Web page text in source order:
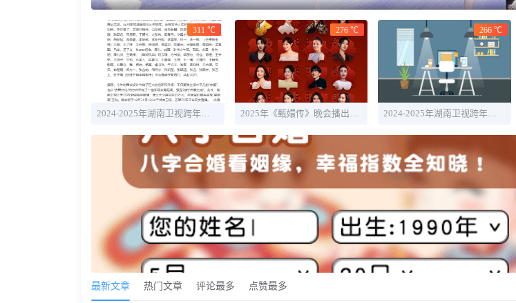
311 ℃
2024-2025年湖南卫视跨年晚会直播时间+全阵容明星官宣
276 ℃
2025年《甄嬛传》晚会播出时间几点 嘉宾名单一览
266 ℃
2024-2025年湖南卫视跨年晚会最新消息：主持人+明星嘉宾名单
最新文章 热门文章 评论最多 点赞最多